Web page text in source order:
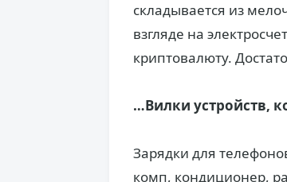
складывается из
взгляде на
криптовалюту.
…Вилки устройств,
Зарядки для
комп, кондиционер,